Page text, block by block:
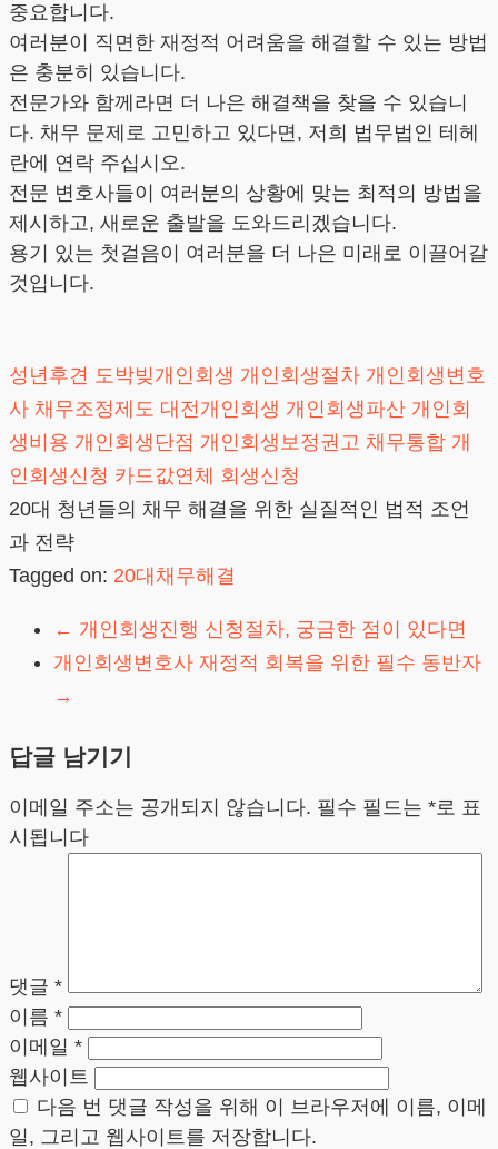
중요합니다.
여러분이 직면한 재정적 어려움을 해결할 수 있는 방법
은 충분히 있습니다.
전문가와 함께라면 더 나은 해결책을 찾을 수 있습니
다. 채무 문제로 고민하고 있다면, 저희 법무법인 테헤
란에 연락 주십시오.
전문 변호사들이 여러분의 상황에 맞는 최적의 방법을
제시하고, 새로운 출발을 도와드리겠습니다.
용기 있는 첫걸음이 여러분을 더 나은 미래로 이끌어갈
것입니다.
성년후견 도박빚개인회생 개인회생절차 개인회생변호
사 채무조정제도 대전개인회생 개인회생파산 개인회
생비용 개인회생단점 개인회생보정권고 채무통합 개
인회생신청 카드값연체
회생신청
20대 청년들의 채무 해결을 위한 실질적인 법적 조언
과 전략
Tagged on: 20대채무해결
← 개인회생진행 신청절차, 궁금한 점이 있다면
개인회생변호사 재정적 회복을 위한 필수 동반자
→
답글 남기기
이메일 주소는 공개되지 않습니다. 필수 필드는 *로 표
시됩니다
댓글 *
이름 *
이메일 *
웹사이트
다음 번 댓글 작성을 위해 이 브라우저에 이름, 이메
일, 그리고 웹사이트를 저장합니다.